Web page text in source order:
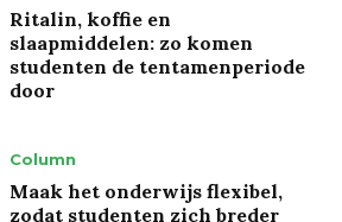
Ritalin, koffie en
slaapmiddelen: zo komen
studenten de tentamenperiode
door
Column
Maak het onderwijs flexibel,
zodat studenten zich breder